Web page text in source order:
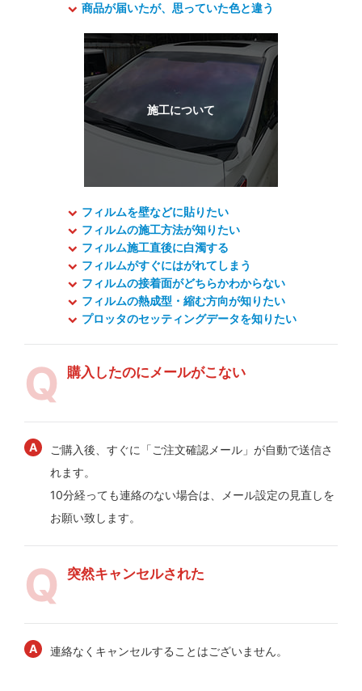
商品が届いたが、思っていた色と違う
フィルムを壁などに貼りたい
フィルムの施工方法が知りたい
フィルム施工直後に白濁する
フィルムがすぐにはがれてしまう
フィルムの接着面がどちらかわからない
フィルムの熱成型・縮む方向が知りたい
プロッタのセッティングデータを知りたい
購入したのにメールがこない
ご購入後、すぐに「ご注文確認メール」が自動で送信さ
れます。
10分経っても連絡のない場合は、メール設定の見直しを
お願い致します。
突然キャンセルされた
連絡なくキャンセルすることはございません。